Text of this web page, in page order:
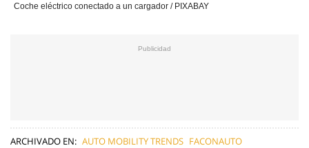
Coche eléctrico conectado a un cargador / PIXABAY
ARCHIVADO EN: AUTO MOBILITY TRENDS FACONAUTO